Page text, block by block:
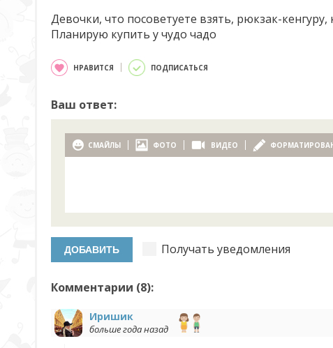
Девочки, что посоветуете взять, рюкзак-
Планирую купить у чудо чадо
НРАВИТСЯ ПОДПИСАТЬСЯ
Ваш ответ:
СМАЙЛЫ ФОТО ВИДЕО
Получать уведомления
Комментарии (8):
Иришик
больше года назад